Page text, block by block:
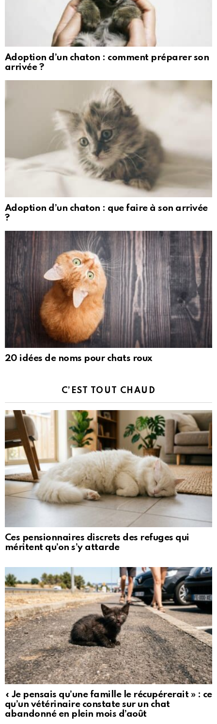
Adoption d’un chaton : comment préparer son
arrivée ?
Adoption d’un chaton : que faire à son arrivée
?
20 idées de noms pour chats roux
C’EST TOUT CHAUD
Ces pensionnaires discrets des refuges qui
méritent qu’on s’y attarde
« Je pensais qu’une famille le récupérerait » : ce
qu’un vétérinaire constate sur un chat
abandonné en plein mois d’août